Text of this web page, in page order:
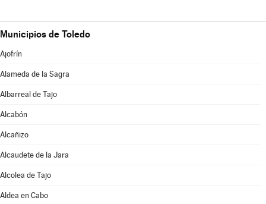
Municipios de Toledo
Ajofrín
Alameda de la Sagra
Albarreal de Tajo
Alcabón
Alcañizo
Alcaudete de la Jara
Alcolea de Tajo
Aldea en Cabo